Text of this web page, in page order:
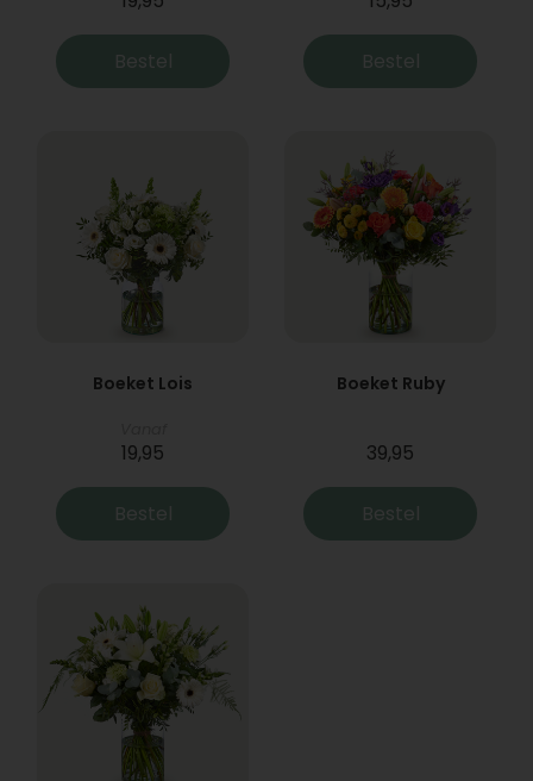
Bestel Bestel
Boeket Lois
19,95
Bestel
Boeket Ruby
39,95
Bestel